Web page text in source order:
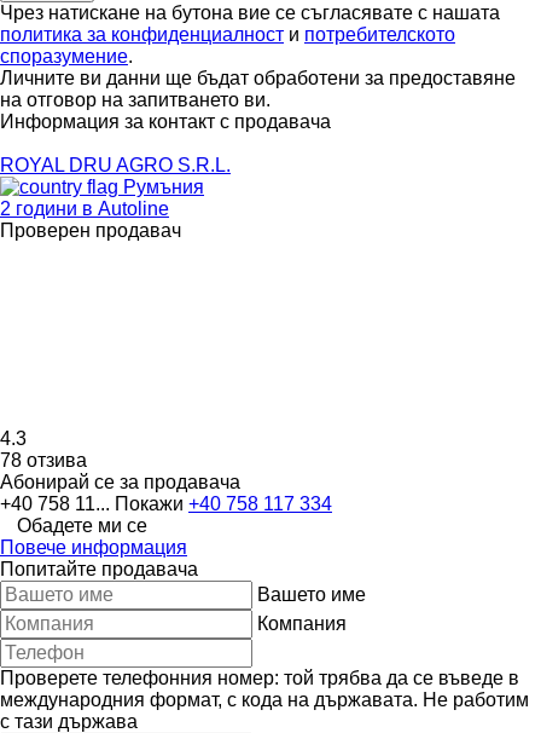
Чрез натискане на бутона вие се съгласявате с нашата
политика за конфиденциалност и потребителското
споразумение.
Личните ви данни ще бъдат обработени за предоставяне
на отговор на запитването ви.
Информация за контакт с продавача
ROYAL DRU AGRO S.R.L.
Румъния
2 години в Autoline
Проверен продавач
4.3
78 отзива
Абонирай се за продавача
+40 758 11... Покажи +40 758 117 334
Обадете ми се
Повече информация
Попитайте продавача
Вашето име
Компания
Проверете телефонния номер: той трябва да се въведе в
международния формат, с кода на държавата. Не работим
с тази държава